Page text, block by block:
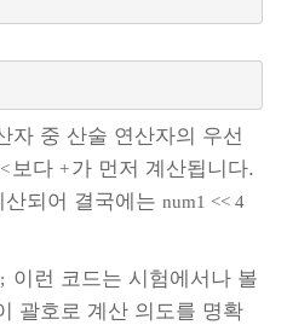
자 중 산술 연산자의 우선
보다 +가 먼저 계산됩니다.
산되어 결국에는 num1 << 4
이런 코드는 시험에서나 볼
괄호로 계산 의도를 명확